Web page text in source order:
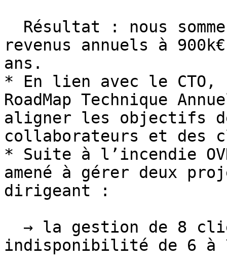
revenus annuels à
ans.
* En lien avec le
RoadMap Technique
aligner les objectifs
collaborateurs et des
* Suite à l’incendie
amené à gérer deux
dirigeant :
indisponibilité de 6 à